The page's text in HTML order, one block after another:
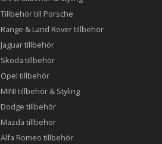
Tillbehör till Porsche
Range & Land Rover tillbehör
Jaguar tillbehör
Skoda tillbehör
Opel tillbehör
MINI tillbehör & Styling
Dodge tillbehör
Mazda tillbehör
Alfa Romeo tillbehör